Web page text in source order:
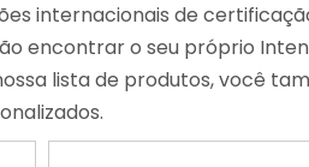
internacionais de
encontrar o seu próprio
lista de produtos, você